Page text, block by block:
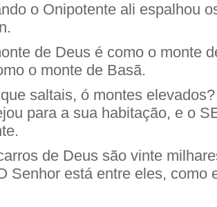
o Onipotente ali espalhou
de Deus é como o monte
o monte de Basã.
saltais, ó montes
para a sua habitação, e o
de Deus são vinte
Senhor está entre eles, como